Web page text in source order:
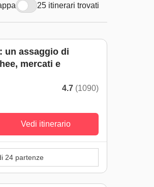
25 itinerari trovati
un assaggio di
mercati e
4.7 (1090)
Vedi itinerario
24 partenze